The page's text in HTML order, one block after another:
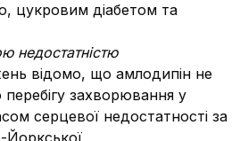
цукровим діабетом та
недостатністю
відомо, що амлодипін не
перебігу захворювання у
серцевої недостатності за
Йоркської